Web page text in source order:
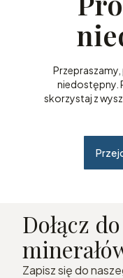
niedostępny.
skorzystaj z
Dołącz
Zapisz się do